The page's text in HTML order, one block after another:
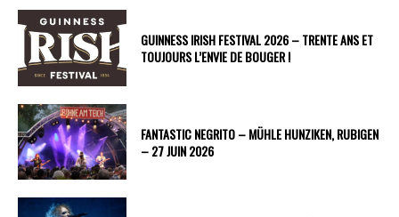
GUINNESS IRISH FESTIVAL 2026 – TRENTE ANS ET
TOUJOURS L’ENVIE DE BOUGER !
FANTASTIC NEGRITO – MÜHLE HUNZIKEN, RUBIGEN
– 27 JUIN 2026